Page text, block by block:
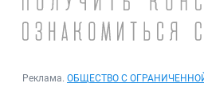
Реклама. ОБЩЕСТВО С